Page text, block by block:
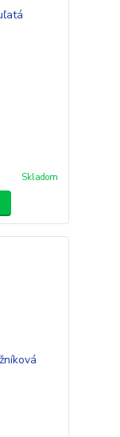
Skladom